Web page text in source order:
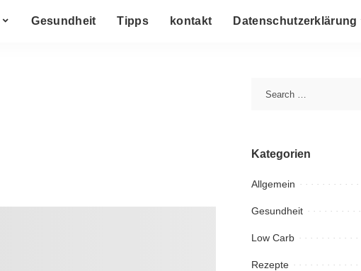
Gesundheit Tipps kontakt Datenschutzerklärung
Kategorien
Allgemein
Gesundheit
Low Carb
Rezepte